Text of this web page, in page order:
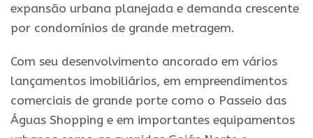
expansão urbana planejada e demanda crescente
por condomínios de grande metragem.
Com seu desenvolvimento ancorado em vários
lançamentos imobiliários, em empreendimentos
comerciais de grande porte como o Passeio das
Águas Shopping e em importantes equipamentos